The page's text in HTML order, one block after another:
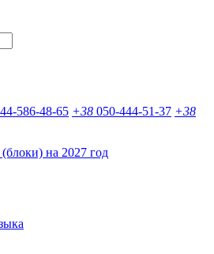
586-48-65 +38 050-444-51-37 +38
на 2027 год